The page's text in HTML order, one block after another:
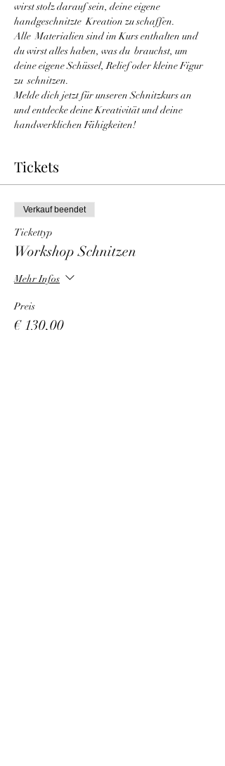
wirst stolz darauf sein, deine eigene
handgeschnitzte  Kreation zu schaffen.
Alle  Materialien sind im Kurs enthalten und
du wirst alles haben, was du  brauchst, um
deine eigene Schüssel, Relief oder kleine Figur
zu  schnitzen.
Melde dich jetzt für unseren Schnitzkurs an
und entdecke deine Kreativität und deine
handwerklichen Fähigkeiten!
Tickets
Verkauf beendet
Tickettyp
Workshop Schnitzen
Mehr Infos
Preis
€ 130,00